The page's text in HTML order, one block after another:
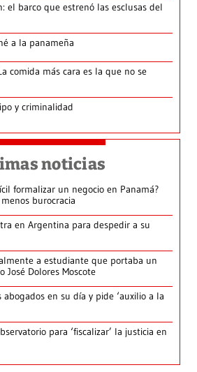
el barco que estrenó las esclusas del
a la panameña
comida más cara es la que no se
y criminalidad
noticias
formalizar un negocio en Panamá?
burocracia
en Argentina para despedir a su
a estudiante que portaba un
Dolores Moscote
en su día y pide ‘auxilio a la
para ‘fiscalizar’ la justicia en